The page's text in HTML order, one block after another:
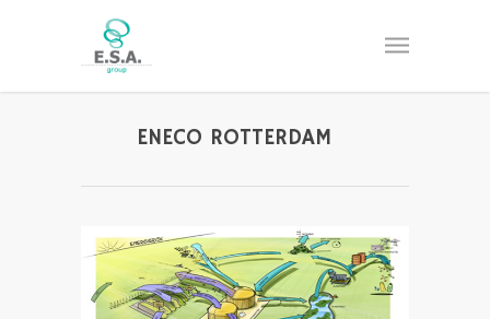
ENECO ROTTERDAM